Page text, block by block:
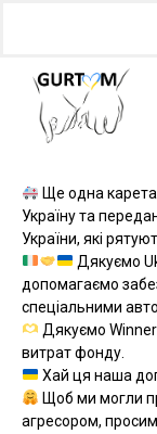
Ще одна
Україну та
України, які
Дякуємо
допомагаємо
спеціальними
Дякуємо Winner
витрат фонду.
Хай ця наша
Щоб ми могли
агресором,